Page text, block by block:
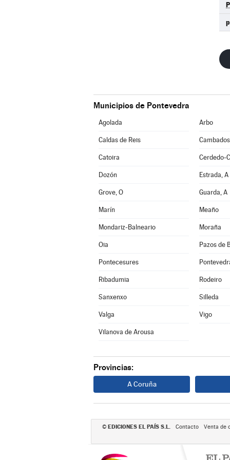
Municipios de Pontevedra
Agolada Arbo
Caldas de Reis Cambados
Catoira Cerdedo-
Dozón Estrada, A
Grove, O Guarda, A
Marín Meaño
Mondariz-Balneario Moraña
Oia Pazos de
Pontecesures
Ribadumia Rodeiro
Sanxenxo Silleda
Valga Vigo
Vilanova de Arousa
Provincias:
A Coruña
© EDICIONES EL PAÍS S.L. Contacto Venta de